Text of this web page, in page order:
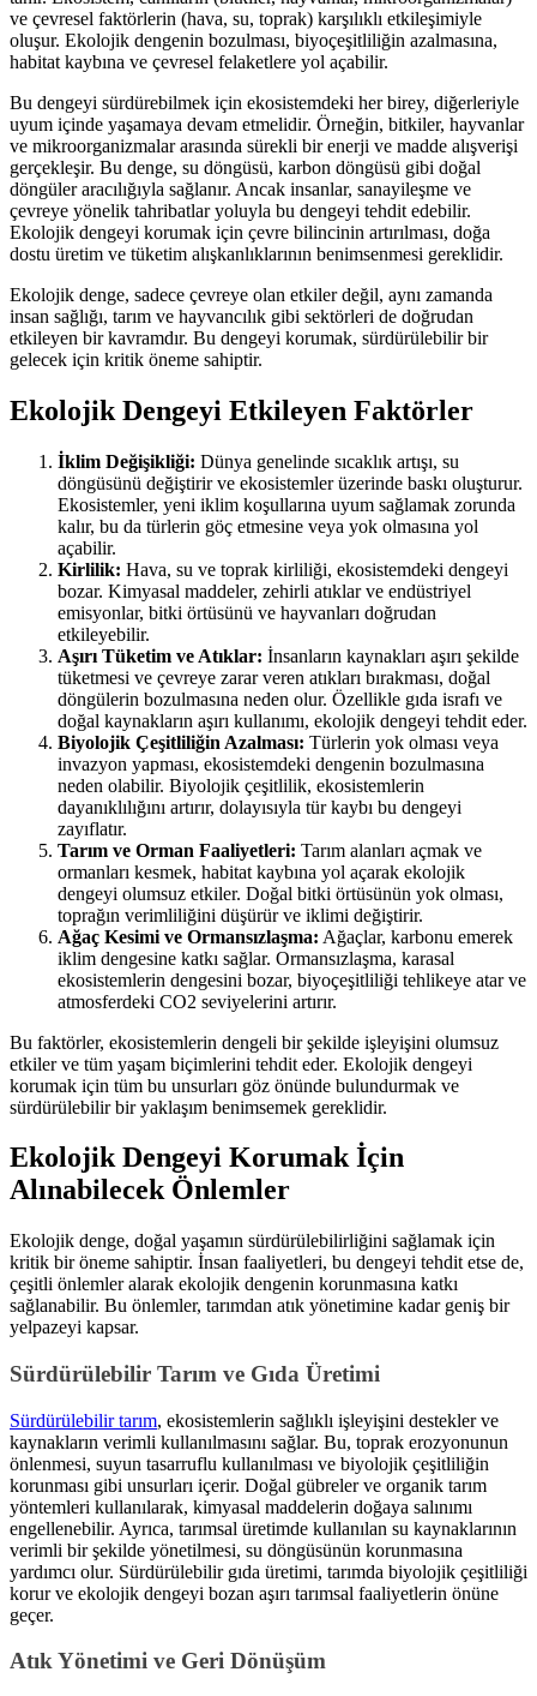
ve çevresel faktörlerin (hava, su, toprak) karşılıklı etkileşimiyle
oluşur. Ekolojik dengenin bozulması, biyoçeşitliliğin azalmasına,
habitat kaybına ve çevresel felaketlere yol açabilir.
Bu dengeyi sürdürebilmek için ekosistemdeki her birey, diğerleriyle
uyum içinde yaşamaya devam etmelidir. Örneğin, bitkiler, hayvanlar
ve mikroorganizmalar arasında sürekli bir enerji ve madde alışverişi
gerçekleşir. Bu denge, su döngüsü, karbon döngüsü gibi doğal
döngüler aracılığıyla sağlanır. Ancak insanlar, sanayileşme ve
çevreye yönelik tahribatlar yoluyla bu dengeyi tehdit edebilir.
Ekolojik dengeyi korumak için çevre bilincinin artırılması, doğa
dostu üretim ve tüketim alışkanlıklarının benimsenmesi gereklidir.
Ekolojik denge, sadece çevreye olan etkiler değil, aynı zamanda
insan sağlığı, tarım ve hayvancılık gibi sektörleri de doğrudan
etkileyen bir kavramdır. Bu dengeyi korumak, sürdürülebilir bir
gelecek için kritik öneme sahiptir.
Ekolojik Dengeyi Etkileyen Faktörler
İklim Değişikliği: Dünya genelinde sıcaklık artışı, su
döngüsünü değiştirir ve ekosistemler üzerinde baskı oluşturur.
Ekosistemler, yeni iklim koşullarına uyum sağlamak zorunda
kalır, bu da türlerin göç etmesine veya yok olmasına yol
açabilir.
Kirlilik: Hava, su ve toprak kirliliği, ekosistemdeki dengeyi
bozar. Kimyasal maddeler, zehirli atıklar ve endüstriyel
emisyonlar, bitki örtüsünü ve hayvanları doğrudan
etkileyebilir.
Aşırı Tüketim ve Atıklar: İnsanların kaynakları aşırı şekilde
tüketmesi ve çevreye zarar veren atıkları bırakması, doğal
döngülerin bozulmasına neden olur. Özellikle gıda israfı ve
doğal kaynakların aşırı kullanımı, ekolojik dengeyi tehdit eder.
Biyolojik Çeşitliliğin Azalması: Türlerin yok olması veya
invazyon yapması, ekosistemdeki dengenin bozulmasına
neden olabilir. Biyolojik çeşitlilik, ekosistemlerin
dayanıklılığını artırır, dolayısıyla tür kaybı bu dengeyi
zayıflatır.
Tarım ve Orman Faaliyetleri: Tarım alanları açmak ve
ormanları kesmek, habitat kaybına yol açarak ekolojik
dengeyi olumsuz etkiler. Doğal bitki örtüsünün yok olması,
toprağın verimliliğini düşürür ve iklimi değiştirir.
Ağaç Kesimi ve Ormansızlaşma: Ağaçlar, karbonu emerek
iklim dengesine katkı sağlar. Ormansızlaşma, karasal
ekosistemlerin dengesini bozar, biyoçeşitliliği tehlikeye atar ve
atmosferdeki CO2 seviyelerini artırır.
Bu faktörler, ekosistemlerin dengeli bir şekilde işleyişini olumsuz
etkiler ve tüm yaşam biçimlerini tehdit eder. Ekolojik dengeyi
korumak için tüm bu unsurları göz önünde bulundurmak ve
sürdürülebilir bir yaklaşım benimsemek gereklidir.
Ekolojik Dengeyi Korumak İçin
Alınabilecek Önlemler
Ekolojik denge, doğal yaşamın sürdürülebilirliğini sağlamak için
kritik bir öneme sahiptir. İnsan faaliyetleri, bu dengeyi tehdit etse de,
çeşitli önlemler alarak ekolojik dengenin korunmasına katkı
sağlanabilir. Bu önlemler, tarımdan atık yönetimine kadar geniş bir
yelpazeyi kapsar.
Sürdürülebilir Tarım ve Gıda Üretimi
Sürdürülebilir tarım, ekosistemlerin sağlıklı işleyişini destekler ve
kaynakların verimli kullanılmasını sağlar. Bu, toprak erozyonunun
önlenmesi, suyun tasarruflu kullanılması ve biyolojik çeşitliliğin
korunması gibi unsurları içerir. Doğal gübreler ve organik tarım
yöntemleri kullanılarak, kimyasal maddelerin doğaya salınımı
engellenebilir. Ayrıca, tarımsal üretimde kullanılan su kaynaklarının
verimli bir şekilde yönetilmesi, su döngüsünün korunmasına
yardımcı olur. Sürdürülebilir gıda üretimi, tarımda biyolojik çeşitliliği
korur ve ekolojik dengeyi bozan aşırı tarımsal faaliyetlerin önüne
geçer.
Atık Yönetimi ve Geri Dönüşüm